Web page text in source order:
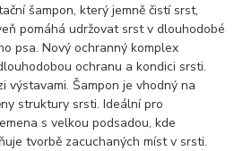
šampon, který jemně čistí srst,
pomáhá udržovat srst v dlouhodobé
psa. Nový ochranný komplex
ochranu a kondici srsti.
výstavami. Šampon je vhodný na
struktury srsti. Ideální pro
s velkou podsadou, kde
tvorbě zacuchaných míst v srsti.